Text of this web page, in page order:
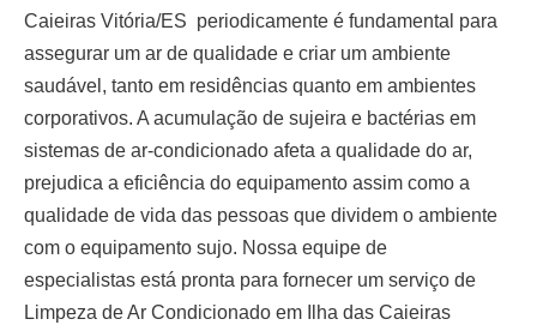
Caieiras Vitória/ES periodicamente é fundamental para
assegurar um ar de qualidade e criar um ambiente
saudável, tanto em residências quanto em ambientes
corporativos. A acumulação de sujeira e bactérias em
sistemas de ar-condicionado afeta a qualidade do ar,
prejudica a eficiência do equipamento assim como a
qualidade de vida das pessoas que dividem o ambiente
com o equipamento sujo. Nossa equipe de
especialistas está pronta para fornecer um serviço de
Limpeza de Ar Condicionado em Ilha das Caieiras